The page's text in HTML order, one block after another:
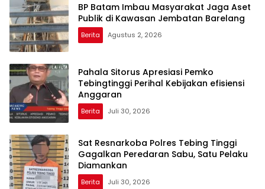
BP Batam Imbau Masyarakat Jaga Aset
Publik di Kawasan Jembatan Barelang
Berita Agustus 2, 2026
Pahala Sitorus Apresiasi Pemko
Tebingtinggi Perihal Kebijakan efisiensi
Anggaran
Berita Juli 30, 2026
Sat Resnarkoba Polres Tebing Tinggi
Gagalkan Peredaran Sabu, Satu Pelaku
Diamankan
Berita Juli 30, 2026